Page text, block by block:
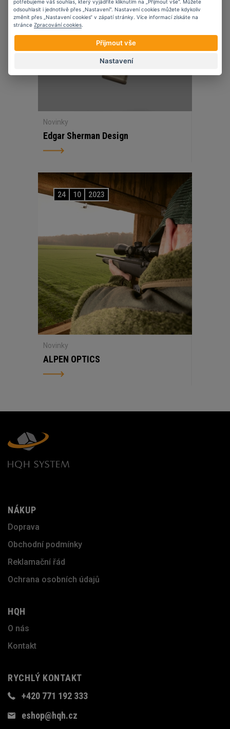
Novinky
Edgar Sherman Design
24 10 2023
Novinky
ALPEN OPTICS
NÁKUP
Doprava
Obchodní podmínky
Reklamační řád
Ochrana osobních údajů
HQH
O nás
Kontakt
RYCHLÝ KONTAKT
+420 771 192 333
eshop@hqh.cz
potřebujeme váš souhlas, který vyjádříte kliknutím na „Přijmout vše“. Můžete
odsouhlasit i jednotlivě přes „Nastavení“. Nastavení cookies můžete kdykoliv
změnit přes „Nastavení cookies“ v zápatí stránky. Více informací získáte na
stránce Zpracování cookies
Přijmout vše
Nastavení